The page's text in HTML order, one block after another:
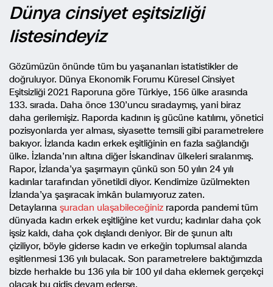
Dünya cinsiyet eşitsizliği
listesindeyiz
Gözümüzün önünde tüm bu yaşananları istatistikler de
doğruluyor. Dünya Ekonomik Forumu Küresel Cinsiyet
Eşitsizliği 2021 Raporuna göre Türkiye, 156 ülke arasında
133. sırada. Daha önce 130’uncu sıradaymış, yani biraz
daha gerilemişiz. Raporda kadının iş gücüne katılımı, yönetici
pozisyonlarda yer alması, siyasette temsili gibi parametrelere
bakıyor. İzlanda kadın erkek eşitliğinin en fazla sağlandığı
ülke. İzlanda’nın altına diğer İskandinav ülkeleri sıralanmış.
Rapor, İzlanda’ya şaşırmayın çünkü son 50 yılın 24 yılı
kadınlar tarafından yönetildi diyor. Kendimize üzülmekten
İzlanda’ya şaşıracak imkân bulamıyoruz zaten.
Detaylarına şuradan ulaşabileceğiniz raporda pandemi tüm
dünyada kadın erkek eşitliğine ket vurdu; kadınlar daha çok
işsiz kaldı, daha çok dışlandı deniyor. Bir de şunun altı
çiziliyor, böyle giderse kadın ve erkeğin toplumsal alanda
eşitlenmesi 136 yılı bulacak. Son parametrelere baktığımızda
bizde herhalde bu 136 yıla bir 100 yıl daha eklemek gerçekçi
olacak bu gidiş devam ederse.